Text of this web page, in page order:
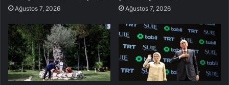
Ağustos 7, 2026 Ağustos 7, 2026